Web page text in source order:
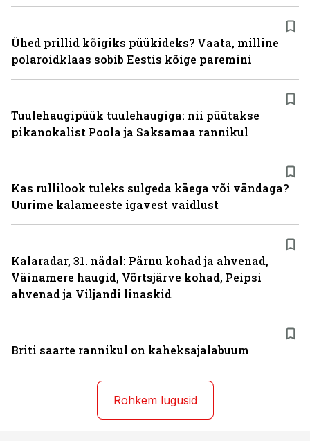
Ühed prillid kõigiks püükideks? Vaata, milline
polaroidklaas sobib Eestis kõige paremini
Tuulehaugipüük tuulehaugiga: nii püütakse
pikanokalist Poola ja Saksamaa rannikul
Kas rullilook tuleks sulgeda käega või vändaga?
Uurime kalameeste igavest vaidlust
Kalaradar, 31. nädal: Pärnu kohad ja ahvenad,
Väinamere haugid, Võrtsjärve kohad, Peipsi
ahvenad ja Viljandi linaskid
Briti saarte rannikul on kaheksajalabuum
Rohkem lugusid